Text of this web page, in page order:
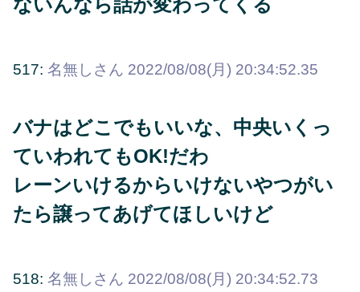
ないんなら話が変わってくる
517: 名無しさん 2022/08/08(月) 20:34:52.35
バナはどこでもいいな、中央いくっ
ていわれてもOK!だわ
レーンいけるからいけないやつがい
たら譲ってあげてほしいけど
518: 名無しさん 2022/08/08(月) 20:34:52.73